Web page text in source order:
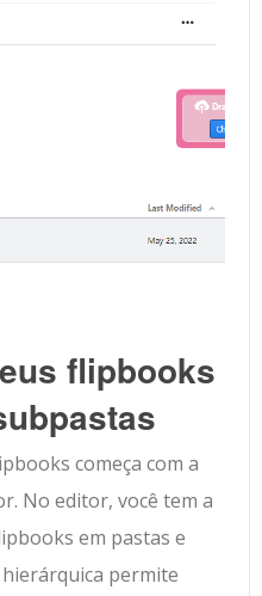
flipbooks
começa com a
No editor, você tem a
em pastas e
permite